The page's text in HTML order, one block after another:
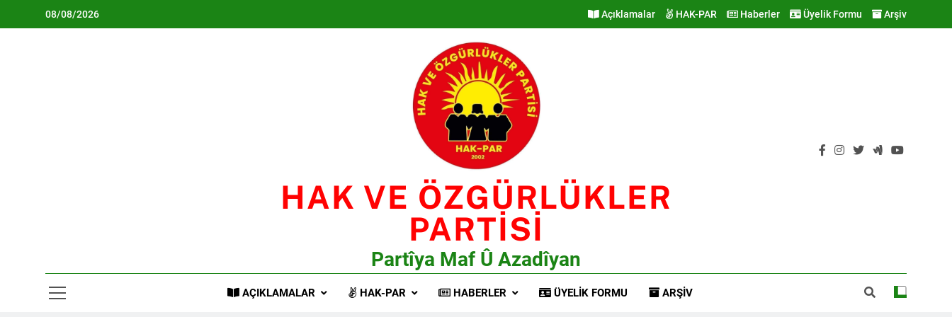
08/08/2026 Açıklamalar HAK-PAR Haberler Üyelik Formu Arşiv
HAK VE ÖZGÜRLÜKLER
PARTİSİ
Partîya Maf Û Azadîyan
AÇIKLAMALAR HAK-PAR HABERLER ÜYELIK FORMU ARŞIV